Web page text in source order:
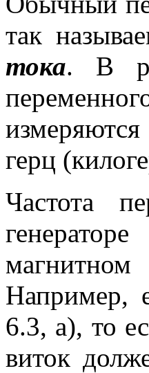
так
тока. В
герц
Частота
Например,
6.3, а), то
виток